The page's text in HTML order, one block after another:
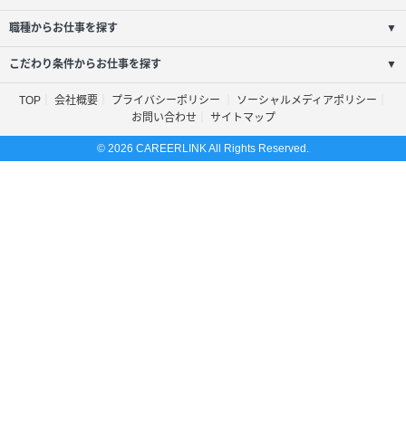
職種からお仕事を探す ▼
こだわり条件からお仕事を探す ▼
TOP 会社概要 プライバシーポリシー
ソーシャルメディアポリシー
お問い合わせ
サイトマップ
© 2026 CAREERLINK All Rights Reserved.